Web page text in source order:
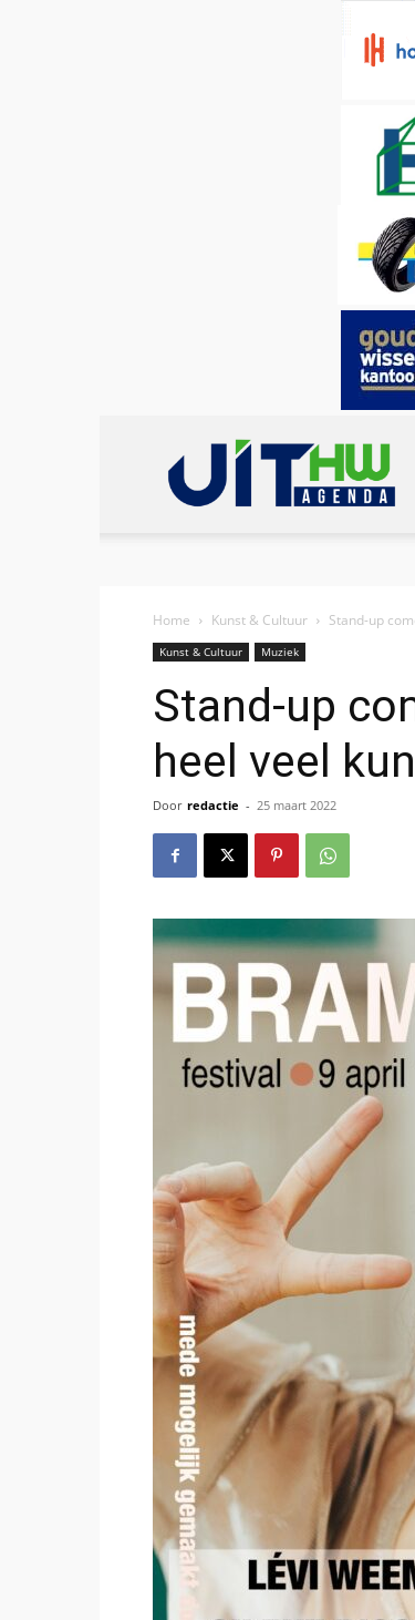
Hoeksche
Waard
Home Kunst & Cultuur Stand-up
Kunst & Cultuur Muziek
Stand-up
heel veel
Door redactie - 25 maart 2022